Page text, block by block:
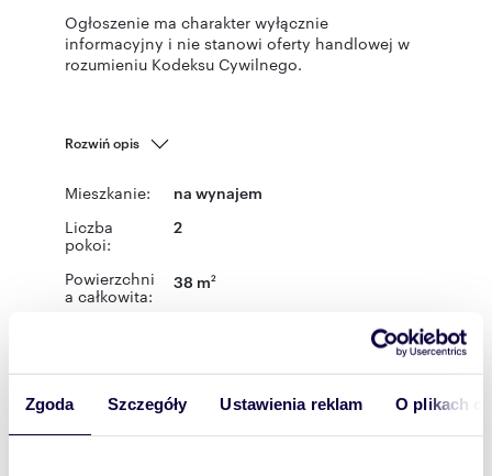
Zgoda Szczegóły Ustawienia reklam O plikach
Ogłoszenie ma charakter wyłącznie
informacyjny i nie stanowi oferty handlowej w
rozumieniu Kodeksu Cywilnego.
Rozwiń opis
Mieszkanie: na wynajem
Liczba
pokoi:
2
Powierzchni
a całkowita:
38 m2
powiat:
dzielnica:
Przymorzeulica:Jagiellońska
Podobne oferty w tej lokalizacji